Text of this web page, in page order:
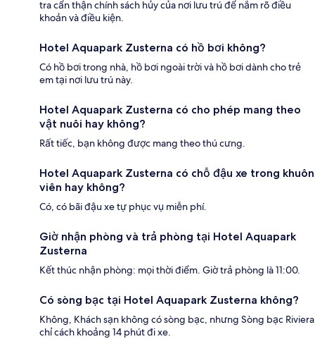
tra cẩn thận chính sách hủy của nơi lưu trú để nắm rõ điều
khoản và điều kiện.
Hotel Aquapark Zusterna có hồ bơi không?
Có hồ bơi trong nhà, hồ bơi ngoài trời và hồ bơi dành cho trẻ
em tại nơi lưu trú này.
Hotel Aquapark Zusterna có cho phép mang theo
vật nuôi hay không?
Rất tiếc, bạn không được mang theo thú cưng.
Hotel Aquapark Zusterna có chỗ đậu xe trong khuôn
viên hay không?
Có, có bãi đậu xe tự phục vụ miễn phí.
Giờ nhận phòng và trả phòng tại Hotel Aquapark
Zusterna
Kết thúc nhận phòng: mọi thời điểm. Giờ trả phòng là 11:00.
Có sòng bạc tại Hotel Aquapark Zusterna không?
Không, Khách sạn không có sòng bạc, nhưng Sòng bạc Riviera
chỉ cách khoảng 14 phút đi xe.